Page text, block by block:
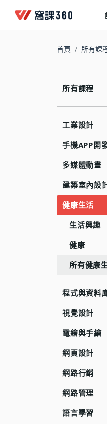
今天
窩課推薦
首頁
所有課
所有課程
工業設計
手機APP開
多媒體動畫
建築室內設
健康生活
生活興趣
健康
所有健康
程式與資料
視覺設計
電繪與手繪
網頁設計
網路行銷
網路管理
語言學習